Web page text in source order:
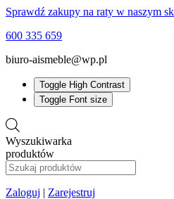
Sprawdź zakupy na raty w naszym
600 335 659
biuro-aismeble@wp.pl
Toggle High Contrast
Toggle Font size
Wyszukiwarka
produktów
Zaloguj | Zarejestruj